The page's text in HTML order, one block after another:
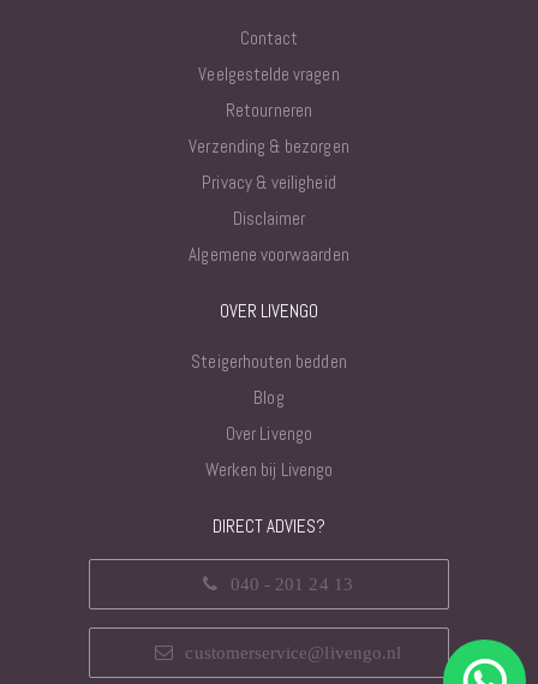
Contact
Veelgestelde vragen
Retourneren
Verzending & bezorgen
Privacy & veiligheid
Disclaimer
Algemene voorwaarden
OVER LIVENGO
Steigerhouten bedden
Blog
Over Livengo
Werken bij Livengo
DIRECT ADVIES?
040 - 201 24 13
customerservice@livengo.nl